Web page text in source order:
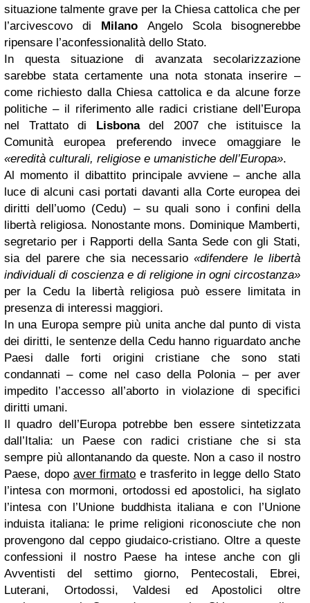
situazione talmente grave per la Chiesa cattolica che per
l’arcivescovo di Milano Angelo Scola bisognerebbe
ripensare l’aconfessionalità dello Stato.
In questa situazione di avanzata secolarizzazione
sarebbe stata certamente una nota stonata inserire –
come richiesto dalla Chiesa cattolica e da alcune forze
politiche – il riferimento alle radici cristiane dell’Europa
nel Trattato di Lisbonadel 2007 che istituisce la
Comunità europea preferendo invece omaggiare le
«eredità culturali, religiose e umanistiche dell’Europa».
Al momento il dibattito principale avviene – anche alla
luce di alcuni casi portati davanti alla Corte europea dei
diritti dell’uomo (Cedu) – su quali sono i confini della
libertà religiosa. Nonostante mons. Dominique Mamberti,
segretario per i Rapporti della Santa Sede con gli Stati,
sia del parere che sia necessario «difendere le libertà
individuali di coscienza e di religione in ogni circostanza»
per la Cedu la libertà religiosa può essere limitata in
presenza di interessi maggiori.
In una Europa sempre più unita anche dal punto di vista
dei diritti, le sentenze della Cedu hanno riguardato anche
Paesi dalle forti origini cristiane che sono stati
condannati – come nel caso della Polonia – per aver
impedito l’accesso all’aborto in violazione di specifici
diritti umani.
Il quadro dell’Europa potrebbe ben essere sintetizzata
dall’Italia: un Paese con radici cristiane che si sta
sempre più allontanando da queste. Non a caso il nostro
Paese, dopo aver firmato e trasferito in legge dello Stato
l’intesa con mormoni, ortodossi ed apostolici, ha siglato
l’intesa con l’Unione buddhista italiana e con l’Unione
induista italiana: le prime religioni riconosciute che non
provengono dal ceppo giudaico-cristiano. Oltre a queste
confessioni il nostro Paese ha intese anche con gli
Avventisti del settimo giorno, Pentecostali, Ebrei,
Luterani, Ortodossi, Valdesi ed Apostolici oltre